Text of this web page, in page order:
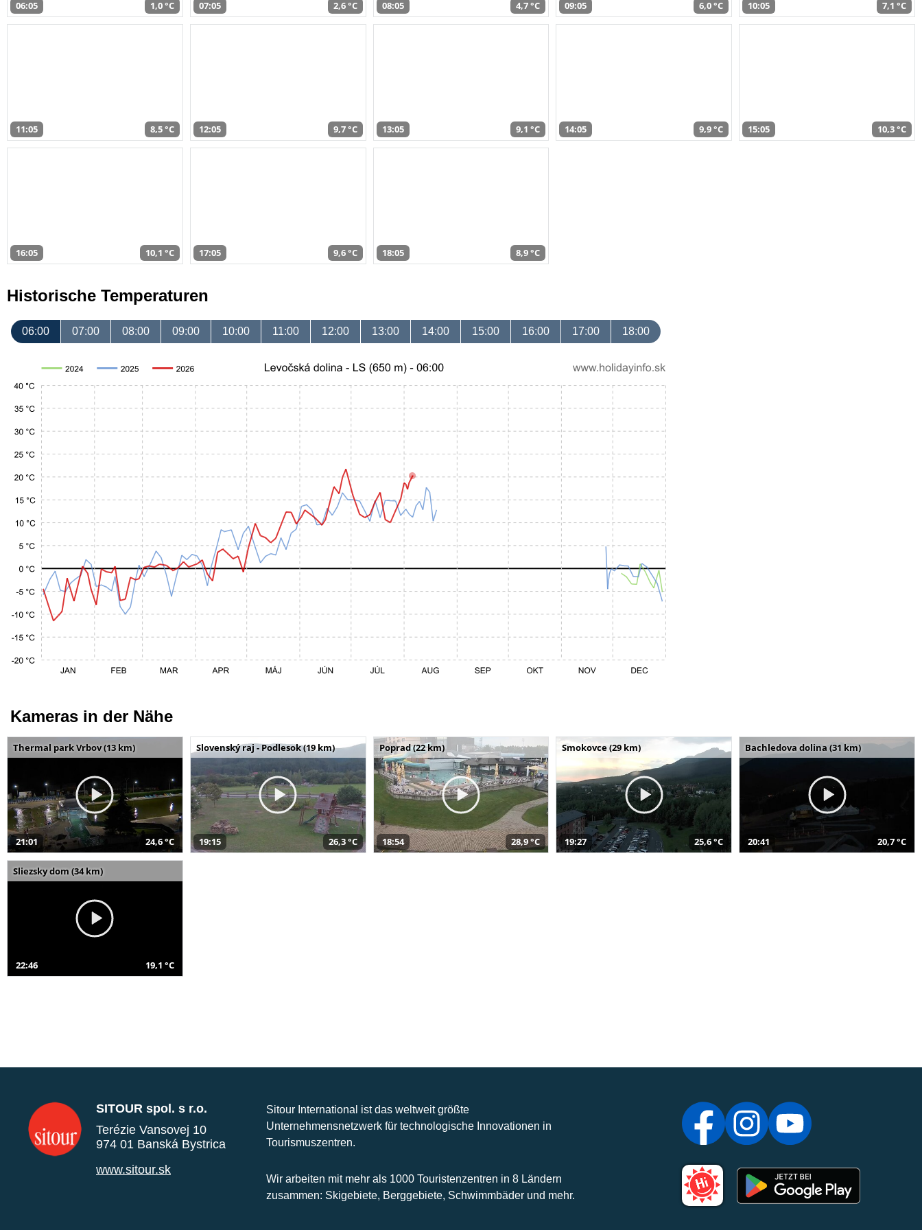
06:05 1,0 °C 07:05 2,6 °C 08:05 4,7 °C 09:05 6,0 °C 10:05 7,1 °C
11:05 8,5 °C 12:05 9,7 °C 13:05 9,1 °C 14:05 9,9 °C 15:05 10,3 °C
16:05 10,1 °C 17:05 9,6 °C 18:05 8,9 °C
Historische Temperaturen
06:00 07:00 08:00 09:00 10:00 11:00 12:00 13:00 14:00 15:00 16:00 17:00 18:00
Kameras in der Nähe
Thermal park Vrbov (13 km)
21:01 24,6 °C
Slovenský raj - Podlesok (19 km)
19:15 26,3 °C
Poprad (22 km)
18:54 28,9 °C
Smokovce (29 km)
19:27 25,6 °C
Bachledova dolina (31 km)
20:41 20,7 °C
Sliezsky dom (34 km)
22:46 19,1 °C
SITOUR spol. s r.o.
Terézie Vansovej 10
974 01 Banská Bystrica
www.sitour.sk
Sitour International ist das weltweit größte
Unternehmensnetzwerk für technologische Innovationen in
Tourismuszentren.
Wir arbeiten mit mehr als 1000 Touristenzentren in 8 Ländern
zusammen: Skigebiete, Berggebiete, Schwimmbäder und mehr.